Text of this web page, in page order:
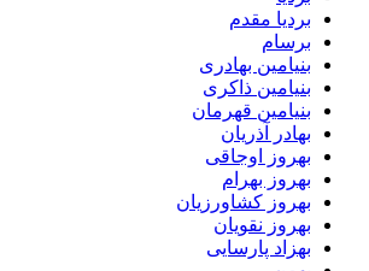
بردیا مقدم
برسام
بنیامین بهادری
بنیامین ذاکری
بنیامین قهرمان
بهادر آذریان
بهروز اوجاقی
بهروز بهرام
بهروز کشاورزیان
بهروز نقویان
بهزاد پارسایی